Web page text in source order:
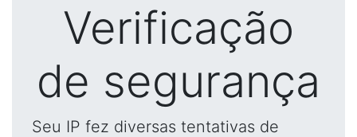
Verificação
de segurança
Seu IP fez diversas tentativas de